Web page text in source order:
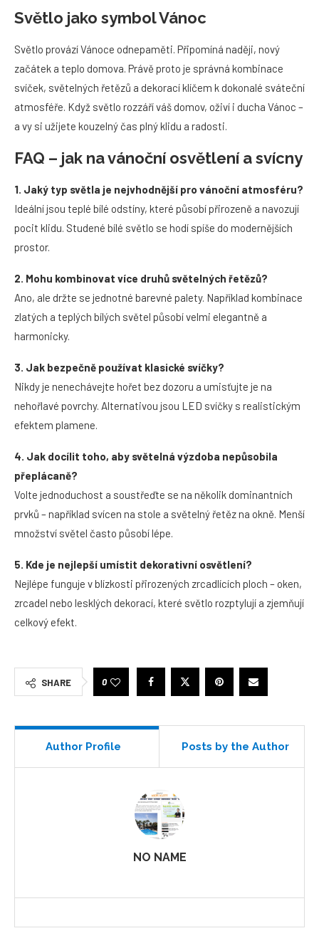
Světlo jako symbol Vánoc
Světlo provází Vánoce odnepaměti. Připomíná naději, nový
začátek a teplo domova. Právě proto je správná kombinace
svíček, světelných řetězů a dekorací klíčem k dokonalé sváteční
atmosféře. Když světlo rozzáří váš domov, oživí i ducha Vánoc –
a vy si užijete kouzelný čas plný klidu a radosti.
FAQ – jak na vánoční osvětlení a svícny
1. Jaký typ světla je nejvhodnější pro vánoční atmosféru?
Ideální jsou teplé bílé odstíny, které působí přirozeně a navozují
pocit klidu. Studené bílé světlo se hodí spíše do modernějších
prostor.
2. Mohu kombinovat více druhů světelných řetězů?
Ano, ale držte se jednotné barevné palety. Například kombinace
zlatých a teplých bílých světel působí velmi elegantně a
harmonicky.
3. Jak bezpečně používat klasické svíčky?
Nikdy je nenechávejte hořet bez dozoru a umisťujte je na
nehořlavé povrchy. Alternativou jsou LED svíčky s realistickým
efektem plamene.
4. Jak docílit toho, aby světelná výzdoba nepůsobila
přeplácaně?
Volte jednoduchost a soustřeďte se na několik dominantních
prvků – například svícen na stole a světelný řetěz na okně. Menší
množství světel často působí lépe.
5. Kde je nejlepší umístit dekorativní osvětlení?
Nejlépe funguje v blízkosti přirozených zrcadlících ploch – oken,
zrcadel nebo lesklých dekorací, které světlo rozptylují a zjemňují
celkový efekt.
SHARE 0
Author Profile Posts by the Author
NO NAME